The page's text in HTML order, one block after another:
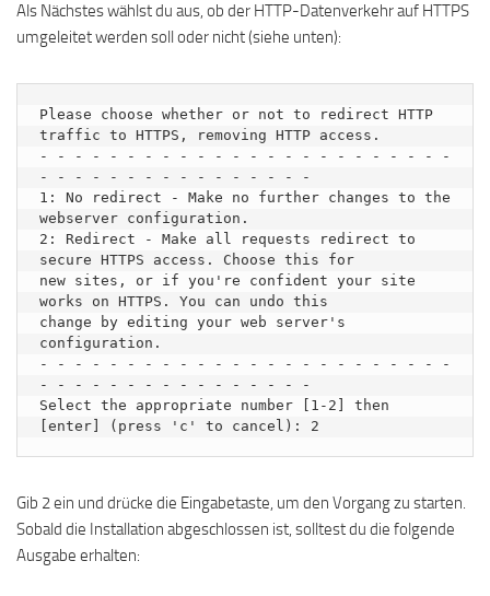
Als Nächstes wählst du aus, ob der HTTP-Datenverkehr auf HTTPS
umgeleitet werden soll oder nicht (siehe unten):
Please choose whether or not to redirect HTTP
traffic to HTTPS, removing HTTP access.
- - - - - - - - - - - - - - - - - - - - - - - -
- - - - - - - - - - - - - - - -
1: No redirect - Make no further changes to the
webserver configuration.
2: Redirect - Make all requests redirect to
secure HTTPS access. Choose this for
new sites, or if you're confident your site
works on HTTPS. You can undo this
change by editing your web server's
configuration.
- - - - - - - - - - - - - - - - - - - - - - - -
- - - - - - - - - - - - - - - -
Select the appropriate number [1-2] then
Gib 2 ein und drücke die Eingabetaste, um den Vorgang zu starten.
Sobald die Installation abgeschlossen ist, solltest du die folgende
Ausgabe erhalten: